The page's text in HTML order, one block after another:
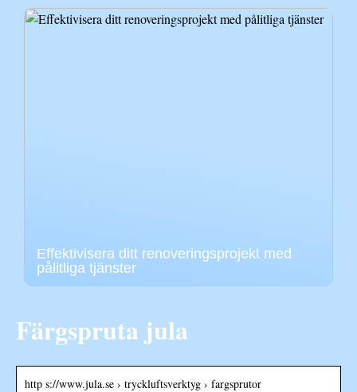
Effektivisera ditt renoveringsprojekt med
pålitliga tjänster
Färgspruta jula
http s://www.jula.se › tryckluftsverktyg › fargsprutor